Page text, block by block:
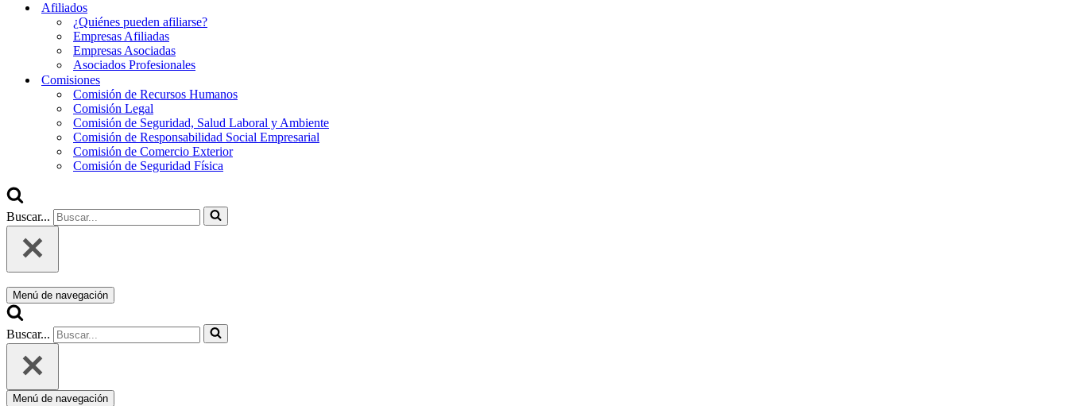
Afiliados
¿Quiénes pueden afiliarse?
Empresas Afiliadas
Empresas Asociadas
Asociados Profesionales
Comisiones
Comisión de Recursos Humanos
Comisión Legal
Comisión de Seguridad, Salud Laboral y Ambiente
Comisión de Responsabilidad Social Empresarial
Comisión de Comercio Exterior
Comisión de Seguridad Física
Buscar...
Menú de navegación
Buscar...
Menú de navegación